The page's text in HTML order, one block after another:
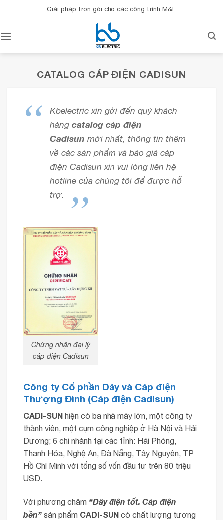
qua
dung
Giải pháp trọn gói cho các công trình M&E
CATALOG CÁP ĐIỆN CADISUN
Kbelectric xin gởi đến quý khách
hàng catalog cáp điện
Cadisun mới nhất, thông tin thêm
về các sản phẩm và báo giá cáp
điện Cadisun xin vui lòng liên hệ
hotline của chúng tôi để được hỗ
trợ.
Chứng nhận đại lý
cáp điện Cadisun
Công ty Cổ phần Dây và Cáp điện
Thượng Đình (Cáp điện Cadisun)
CADI-SUN hiện có ba nhà máy lớn, một công ty
thành viên, một cụm công nghiệp ở Hà Nội và Hải
Dương; 6 chi nhánh tại các tỉnh: Hải Phòng,
Thanh Hóa, Nghệ An, Đà Nẵng, Tây Nguyên, TP
Hồ Chí Minh với tổng số vốn đầu tư trên 80 triệu
USD.
Với phương châm “Dây điện tốt. Cáp điện
bền” sản phẩm CADI-SUN có chất lượng tương